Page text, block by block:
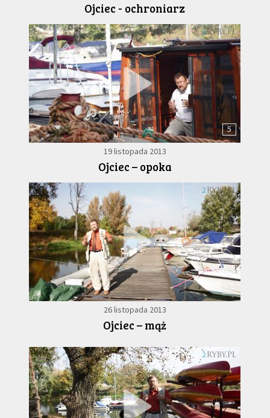
Ojciec - ochroniarz
5
19 listopada 2013
Ojciec – opoka
6
26 listopada 2013
Ojciec – mąż